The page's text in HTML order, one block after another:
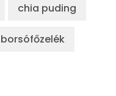
chia puding
borsófőzelék